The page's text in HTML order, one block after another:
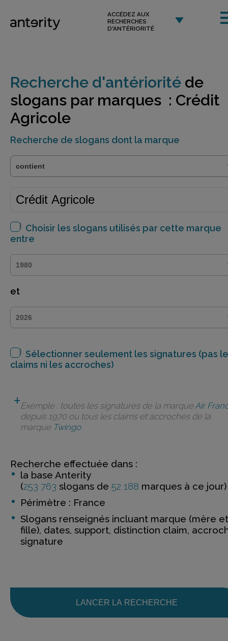
ACCÉDEZ AUX
RECHERCHES
D'ANTÉRIORITÉ
Recherche d'antériorité de
slogans par marques : Crédit
Agricole
Recherche de slogans dont la marque
Choisir les slogans utilisés par cette marque
entre
et
Sélectionner seulement les signatures (pas
claims ni les accroches)
Exemple : toutes les signatures de la marqueAir
depuis 1970 ou tous les claims et accroches de la
marque Twingo.
Recherche effectuée dans :
la base Anterity
(253 763 slogans de 52 188 marques à ce jour)
Périmètre : France
Slogans renseignés incluant marque (mère et
fille), dates, support, distinction claim,
signature
LANCER LA RECHERCHE